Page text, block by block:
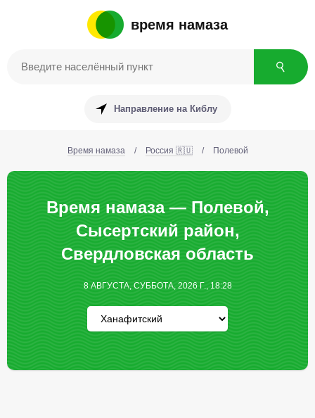
время намаза
Направление на Киблу
Время намаза / Россия 🇷🇺 / Полевой
Время намаза — Полевой,
Сысертский район,
Свердловская область
8 АВГУСТА, СУББОТА, 2026 Г., 18:28